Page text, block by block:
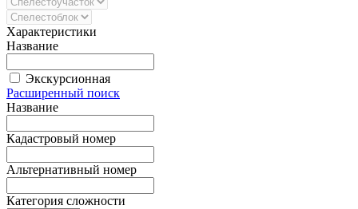
Характеристики
Название
Экскурсионная
Расширенный поиск
Название
Кадастровый номер
Альтернативный номер
Категория сложности